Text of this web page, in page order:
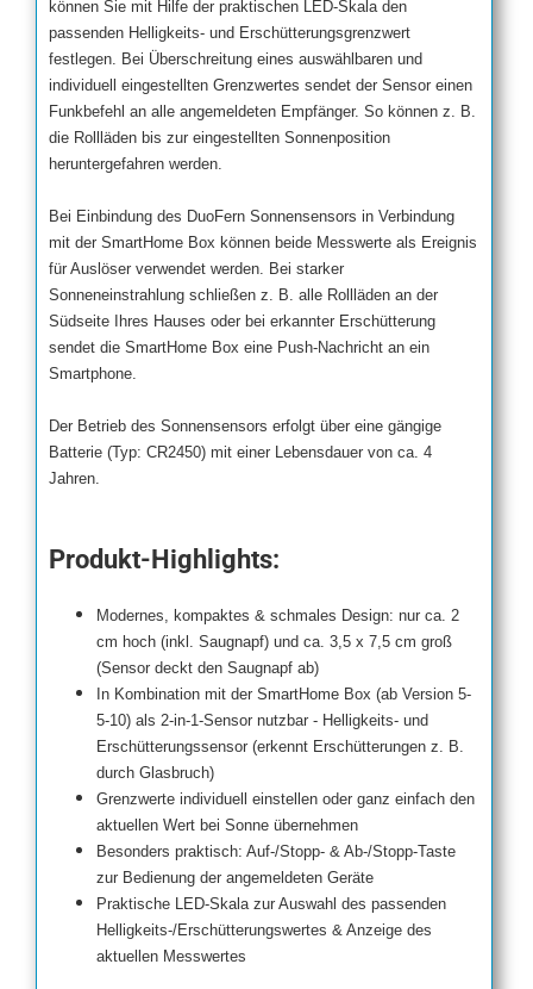
können Sie mit Hilfe der praktischen LED-Skala den
passenden Helligkeits- und Erschütterungsgrenzwert
festlegen. Bei Überschreitung eines auswählbaren und
individuell eingestellten Grenzwertes sendet der Sensor einen
Funkbefehl an alle angemeldeten Empfänger. So können z. B.
die Rollläden bis zur eingestellten Sonnenposition
heruntergefahren werden.
Bei Einbindung des DuoFern Sonnensensors in Verbindung
mit der SmartHome Box können beide Messwerte als Ereignis
für Auslöser verwendet werden. Bei starker
Sonneneinstrahlung schließen z. B. alle Rollläden an der
Südseite Ihres Hauses oder bei erkannter Erschütterung
sendet die SmartHome Box eine Push-Nachricht an ein
Smartphone.
Der Betrieb des Sonnensensors erfolgt über eine gängige
Batterie (Typ: CR2450) mit einer Lebensdauer von ca. 4
Jahren.
Produkt-Highlights:
Modernes, kompaktes & schmales Design: nur ca. 2
cm hoch (inkl. Saugnapf) und ca. 3,5 x 7,5 cm groß
(Sensor deckt den Saugnapf ab)
In Kombination mit der SmartHome Box (ab Version 5-
5-10) als 2-in-1-Sensor nutzbar - Helligkeits- und
Erschütterungssensor (erkennt Erschütterungen z. B.
durch Glasbruch)
Grenzwerte individuell einstellen oder ganz einfach den
aktuellen Wert bei Sonne übernehmen
Besonders praktisch: Auf-/Stopp- & Ab-/Stopp-Taste
zur Bedienung der angemeldeten Geräte
Praktische LED-Skala zur Auswahl des passenden
Helligkeits-/Erschütterungswertes & Anzeige des
aktuellen Messwertes